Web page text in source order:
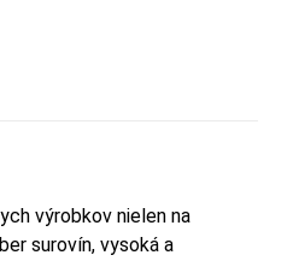
výrobkov nielen na
surovín, vysoká a